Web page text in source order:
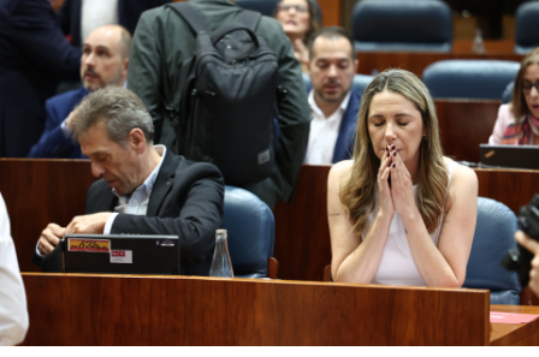
Copiar